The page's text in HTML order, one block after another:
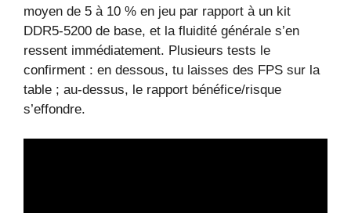
moyen de 5 à 10 % en jeu par rapport à un kit
DDR5-5200 de base, et la fluidité générale s’en
ressent immédiatement. Plusieurs tests le
confirment : en dessous, tu laisses des FPS sur la
table ; au-dessus, le rapport bénéfice/risque
s’effondre.